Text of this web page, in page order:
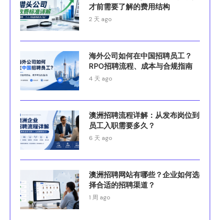
才前需要了解的费用结构
2 天 ago
海外公司如何在中国招聘员工？
RPO招聘流程、成本与合规指南
4 天 ago
澳洲招聘流程详解：从发布岗位到
员工入职需要多久？
6 天 ago
澳洲招聘网站有哪些？企业如何选
择合适的招聘渠道？
1 周 ago